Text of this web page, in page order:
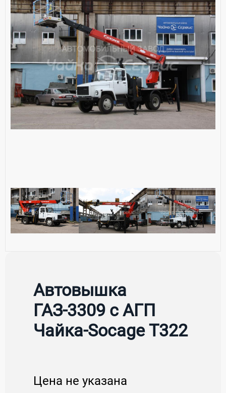
Автовышка
ГАЗ-3309 с АГП
Чайка-Socage Т322
Цена не указана